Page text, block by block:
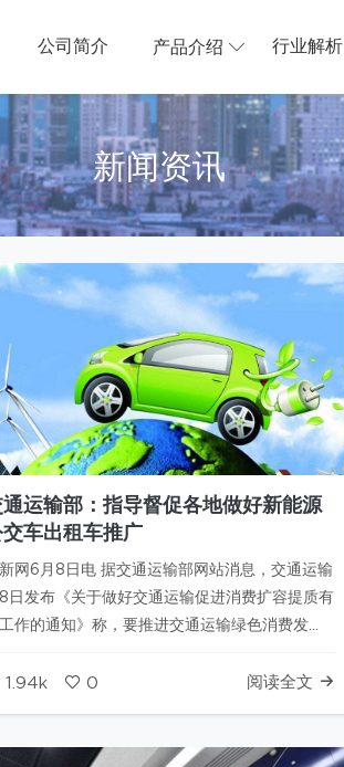
公司简介 产品介绍 行业解析
新闻资讯
运输部：指导督促各地做好新能源
车出租车推广
网6月8日电 据交通运输部网站消息，交通运输
日发布《关于做好交通运输促进消费扩容提质有
作的通知》称，要推进交通运输绿色消费发
推广应用，逐步推动城市公共交通工具和城市
1.94k 0 阅读全文